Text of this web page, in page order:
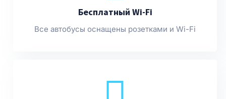
Бесплатный Wi-Fi
Все автобусы оснащены розетками и Wi-Fi